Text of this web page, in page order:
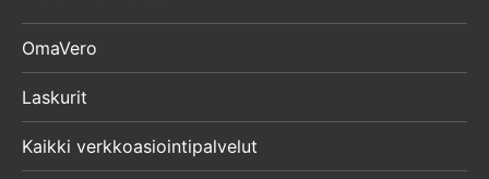
OmaVero
Laskurit
Kaikki verkkoasiointipalvelut